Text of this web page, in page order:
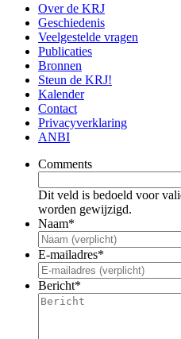
Over de KRJ
Geschiedenis
Veelgestelde vragen
Publicaties
Bronnen
Steun de KRJ!
Kalender
Contact
Privacyverklaring
ANBI
Comments
Dit veld is bedoeld voor
worden gewijzigd.
Naam*
E-mailadres*
Bericht*